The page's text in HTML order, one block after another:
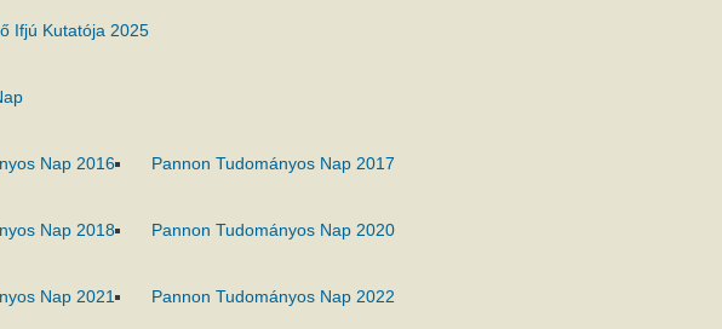
Ifjú Kutatója 2025
Nap 2016 Pannon Tudományos Nap 2017
Nap 2018 Pannon Tudományos Nap 2020
Nap 2021 Pannon Tudományos Nap 2022